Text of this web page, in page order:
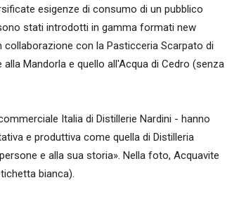
esigenze di consumo di un pubblico
stati introdotti in gamma formati new
con la Pasticceria Scarpato di
Mandorla e quello all'Acqua di Cedro (senza
Italia di Distillerie Nardini - hanno
e produttiva come quella di Distilleria
e alla sua storia». Nella foto, Acquavite
bianca).